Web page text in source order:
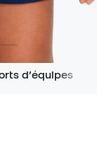
d’équipes